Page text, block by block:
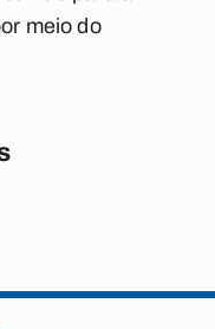
meio do